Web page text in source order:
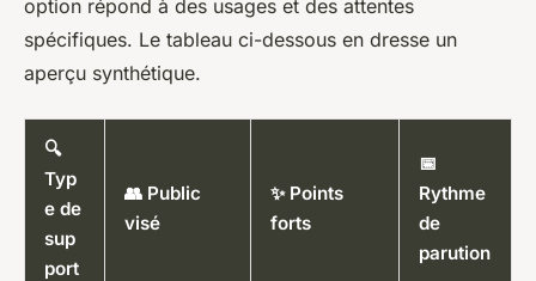
option répond à des usages et des attentes
spécifiques. Le tableau ci-dessous en dresse un
aperçu synthétique.
🔍
Typ
e de
sup
port
👥 Public
visé
✨ Points
forts
📅
Rythme
de
parution